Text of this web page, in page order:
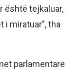
është tejkaluar,
miratuar”, tha
parlamentare